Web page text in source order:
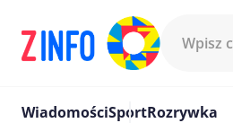
WiadomościSportRozrywka